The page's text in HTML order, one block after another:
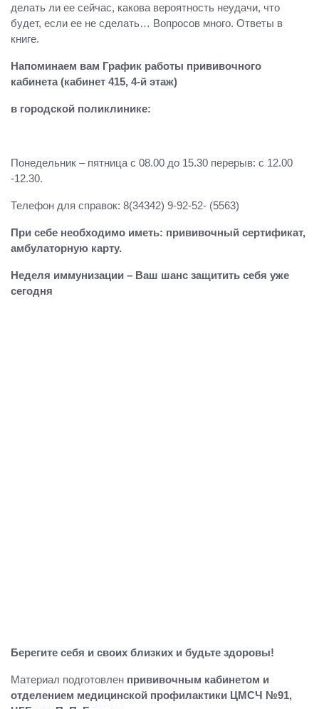
делать ли ее сейчас, какова вероятность неудачи, что
будет, если ее не сделать… Вопросов много. Ответы в
книге.
Напоминаем вам График работы прививочного
кабинета (кабинет 415, 4-й этаж)
в городской поликлинике:
Понедельник – пятница с 08.00 до 15.30 перерыв: с 12.00
-12.30.
Телефон для справок: 8(34342) 9-92-52- (5563)
При себе необходимо иметь: прививочный сертификат,
амбулаторную карту.
Неделя иммунизации – Ваш шанс защитить себя уже
сегодня
Берегите себя и своих близких и будьте здоровы!
Материал подготовлен прививочным кабинетом и
отделением медицинской профилактики ЦМСЧ №91,